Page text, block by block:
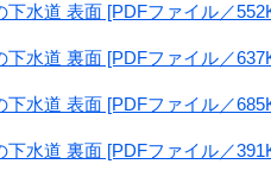
水道 表面 [PDFファイル／
水道 裏面 [PDFファイル／
水道 表面 [PDFファイル／
水道 裏面 [PDFファイル／